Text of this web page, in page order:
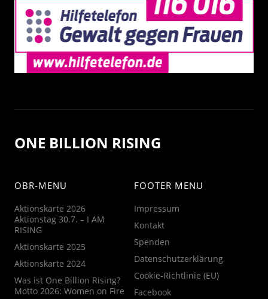
ONE BILLION RISING
OBR-MENU
Aktionskarte 2026
Aktionstag 30.7. – I AM
RISING
Aktionskarte 2025
Aktionskarte 2024
Was ist One Billion Rising?
Motto 2026: Women on Fire
FOOTER MENU
Impressum
Kontakt
Spenden
Datenschutzerklärung
Cookie-Richtlinie (EU)
Facebook